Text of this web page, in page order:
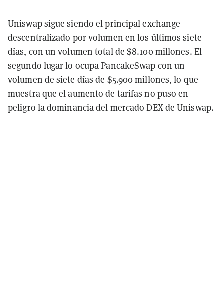
Uniswap sigue siendo el principal exchange
descentralizado por volumen en los últimos siete
días, con un volumen total de $8.100 millones. El
segundo lugar lo ocupa PancakeSwap con un
volumen de siete días de $5.900 millones, lo que
muestra que el aumento de tarifas no puso en
peligro la dominancia del mercado DEX de Uniswap.